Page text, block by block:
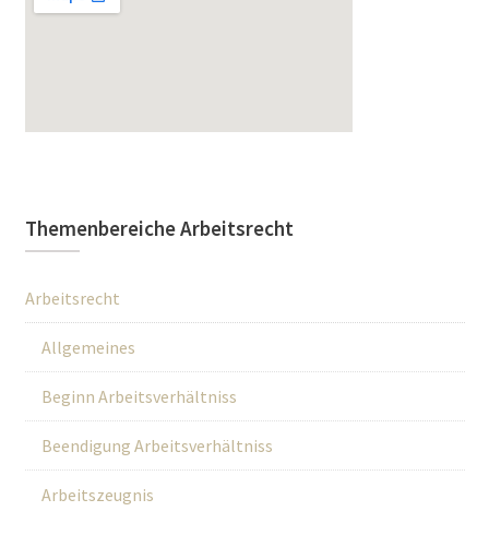
Themenbereiche Arbeitsrecht
Arbeitsrecht
Allgemeines
Beginn Arbeitsverhältniss
Beendigung Arbeitsverhältniss
Arbeitszeugnis